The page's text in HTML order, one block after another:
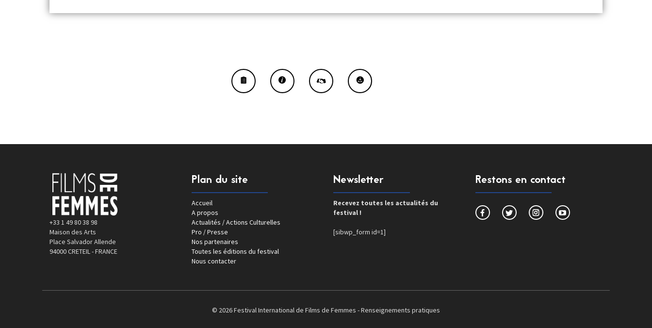
+33 1 49 80 38 98
Maison des Arts
Place Salvador Allende
94000 CRETEIL - FRANCE
Plan du site
Accueil
A propos
Actualités / Actions Culturelles
Pro / Presse
Nos partenaires
Toutes les éditions du festival
Nous contacter
Newsletter
Recevez toutes les actualités du
festival !
[sibwp_form id=1]
Restons en contact
© 2026 Festival International de Films de Femmes -Renseignements pratiques